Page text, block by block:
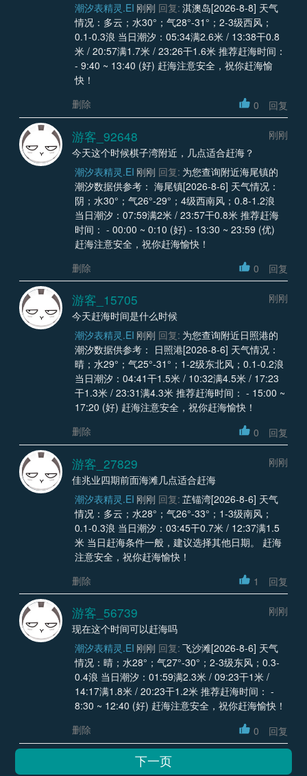
潮汐表精灵.EI 刚刚 回复: 淇澳岛[2026-8-8] 天气
情况：多云；水30°；气28°-31°；2-3级西风；
0.1-0.3浪 当日潮汐：05:34满2.6米 / 13:38干0.8
米 / 20:57满1.7米 / 23:26干1.6米 推荐赶海时间：
- 9:40 ~ 13:40 (好) 赶海注意安全，祝你赶海愉
快！
删除
0 回复
游客_92648
刚刚
今天这个时候棋子湾附近，几点适合赶海？
潮汐表精灵.EI 刚刚 回复: 为您查询附近海尾镇的
潮汐数据供参考： 海尾镇[2026-8-6] 天气情况：
阴；水30°；气26°-29°；4级西南风；0.8-1.2浪
当日潮汐：07:59满2米 / 23:57干0.8米 推荐赶海
时间： - 00:00 ~ 0:10 (好) - 13:30 ~ 23:59 (优)
赶海注意安全，祝你赶海愉快！
删除
0 回复
游客_15705
刚刚
今天赶海时间是什么时候
潮汐表精灵.EI 刚刚 回复: 为您查询附近日照港的
潮汐数据供参考： 日照港[2026-8-6] 天气情况：
晴；水29°；气25°-31°；1-2级东北风；0.1-0.2浪
当日潮汐：04:41干1.5米 / 10:32满4.5米 / 17:23
干1.3米 / 23:31满4.3米 推荐赶海时间： - 15:00 ~
17:20 (好) 赶海注意安全，祝你赶海愉快！
删除
0 回复
游客_27829
刚刚
佳兆业四期前面海滩几点适合赶海
潮汐表精灵.EI 刚刚 回复: 芷锚湾[2026-8-6] 天气
情况：多云；水28°；气26°-33°；1-3级南风；
0.1-0.3浪 当日潮汐：03:45干0.7米 / 12:37满1.5
米 当日赶海条件一般，建议选择其他日期。 赶海
注意安全，祝你赶海愉快！
删除
1 回复
游客_56739
刚刚
现在这个时间可以赶海吗
潮汐表精灵.EI 刚刚 回复: 飞沙滩[2026-8-6] 天气
情况：晴；水28°；气27°-30°；2-3级东风；0.3-
0.4浪 当日潮汐：01:59满2.3米 / 09:23干1米 /
14:17满1.8米 / 20:23干1.2米 推荐赶海时间： -
8:30 ~ 12:40 (好) 赶海注意安全，祝你赶海愉快！
删除
0 回复